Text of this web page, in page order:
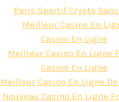
Paris Sportif Crypto Sans
Meilleur Casino En
Casino En Ligne
Meilleur Casino En Ligne
Casino En Ligne
Meilleur Casino En Ligne De
Nouveau Casino En Ligne